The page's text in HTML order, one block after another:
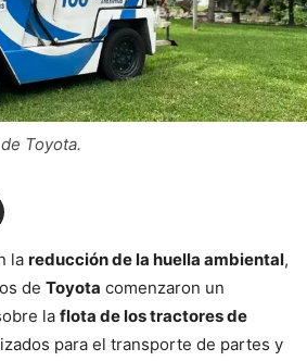
Toyota.
la reducción de la huella ambiental,
de Toyota comenzaron un
la flota de los tractores de
para el transporte de partes y